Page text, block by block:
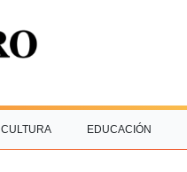
CULTURA EDUCACIÓN